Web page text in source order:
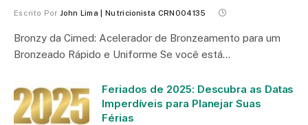
Escrito Por John Lima | Nutricionista CRN004135
Bronzy da Cimed: Acelerador de Bronzeamento para um
Bronzeado Rápido e Uniforme Se você está…
Feriados de 2025: Descubra as Datas
Imperdíveis para Planejar Suas
Férias